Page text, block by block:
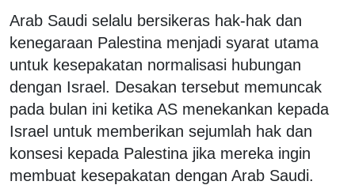
Arab Saudi selalu bersikeras hak-hak dan
kenegaraan Palestina menjadi syarat utama
untuk kesepakatan normalisasi hubungan
dengan Israel. Desakan tersebut memuncak
pada bulan ini ketika AS menekankan kepada
Israel untuk memberikan sejumlah hak dan
konsesi kepada Palestina jika mereka ingin
membuat kesepakatan dengan Arab Saudi.